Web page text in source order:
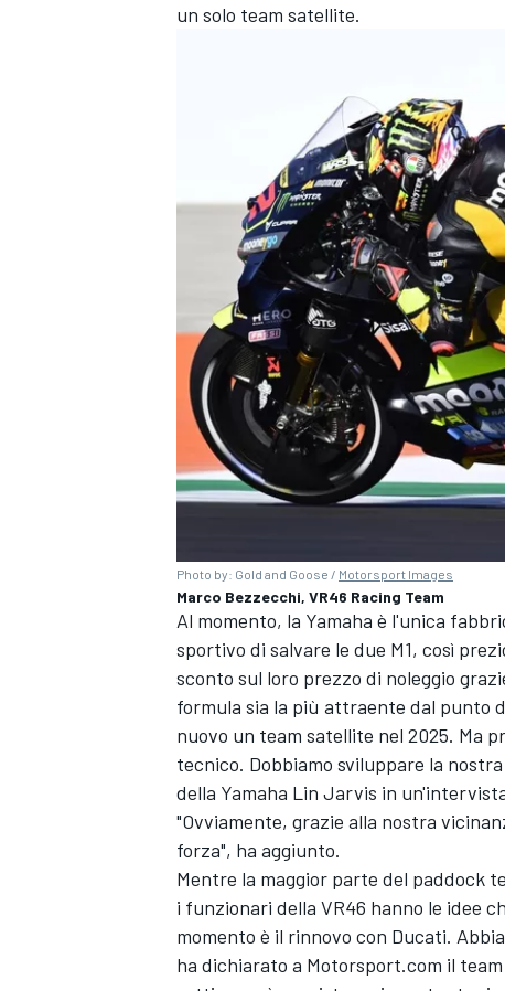
MONOMARCA
un solo team satellite.
Photo by: Gold and Goose / Motorsport Images
Marco Bezzecchi, VR46 Racing Team
Al momento, la Yamaha è l'unica
sportivo di salvare le due M1, così
sconto sul loro prezzo di noleggio
formula sia la più attraente dal punto
nuovo un team satellite nel 2025. Ma
tecnico. Dobbiamo sviluppare la
della Yamaha Lin Jarvis in
"Ovviamente, grazie alla nostra
forza", ha aggiunto.
Mentre la maggior parte del paddock
i funzionari della VR46 hanno le idee
momento è il rinnovo con Ducati.
ha dichiarato a Motorsport.com il